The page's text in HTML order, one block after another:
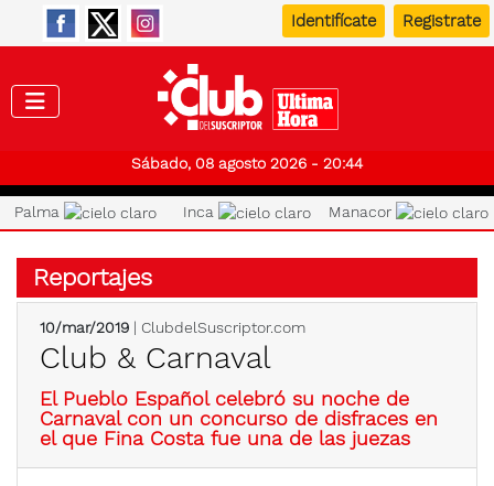
Identifícate Registrate
Sábado, 08 agosto 2026 - 20:44
Palma Inca Manacor
Reportajes
10/mar/2019 | ClubdelSuscriptor.com
Club & Carnaval
El Pueblo Español celebró su noche de
Carnaval con un concurso de disfraces en
el que Fina Costa fue una de las juezas